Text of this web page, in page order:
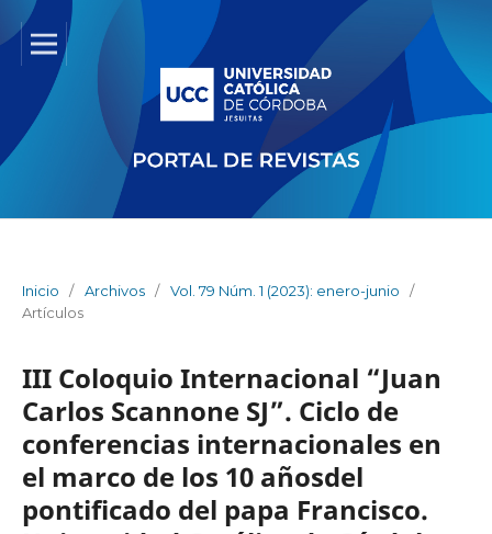
Inicio / Archivos / Vol. 79 Núm. 1 (2023): enero-junio
/
Artículos
III Coloquio Internacional “Juan
Carlos Scannone SJ”. Ciclo de
conferencias internacionales en
el marco de los 10 añosdel
pontificado del papa Francisco.